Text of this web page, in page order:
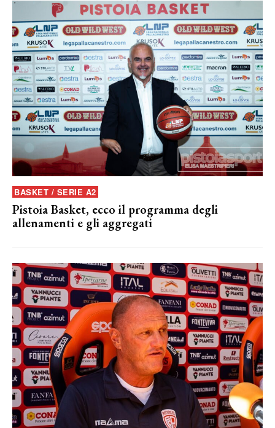
BASKET / SERIE A2
Pistoia Basket, ecco il programma degli
allenamenti e gli aggregati